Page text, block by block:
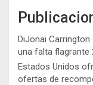
DiJonai
una falta flagrante
Estados Unidos
ofertas de